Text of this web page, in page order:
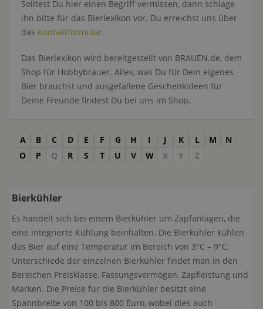
Solltest Du hier einen Begriff vermissen, dann schlage
ihn bitte für das Bierlexikon vor. Du erreichst uns über
das Kontaktformular.
Das Bierlexikon wird bereitgestellt von BRAUEN.de, dem
Shop für Hobbybrauer. Alles, was Du für Dein eigenes
Bier brauchst und ausgefallene Geschenkideen für
Deine Freunde findest Du bei uns im Shop.
A B C D E F G H I J K L M
N
O
P Q R S T U V W X Y Z
Bierkühler
Es handelt sich bei einem Bierkühler um Zapfanlagen, die
eine integrierte Kühlung beinhalten. Die Bierkühler kühlen
das Bier auf eine Temperatur im Bereich von 3°C – 9°C.
Unterschiede der einzelnen Bierkühler findet man in den
Bereichen Preisklasse, Fassungsvermögen, Zapfleistung und
Marken. Die Preise für die Bierkühler besitzt eine
Spannbreite von 100 bis 800 Euro, wobei dies auch